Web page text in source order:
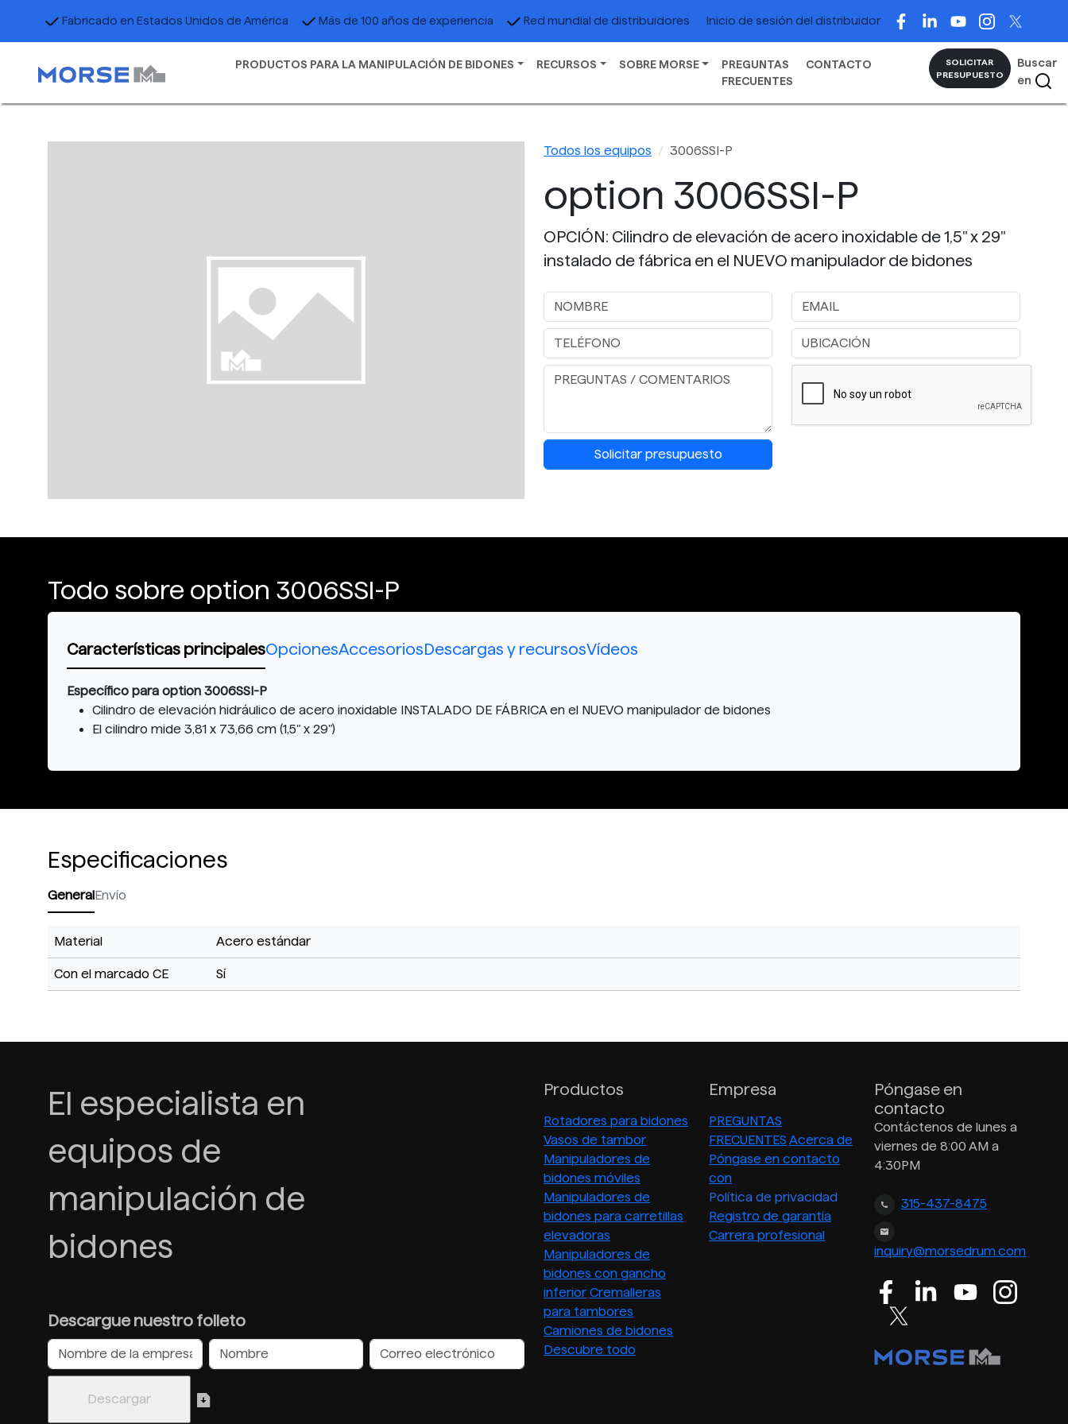
Fabricado en Estados Unidos de América Más de 100 años de experiencia Red mundial de distribuidores Inicio de sesión del distribuidor
PRODUCTOS PARA LA MANIPULACIÓN DE BIDONES RECURSOS SOBRE MORSE
PREGUNTAS
FRECUENTES
CONTACTO
SOLICITAR
PRESUPUESTO
Buscar
en
Todos los equipos 3006SSI-P
option 3006SSI-P
OPCIÓN: Cilindro de elevación de acero inoxidable de 1,5" x 29"
instalado de fábrica en el NUEVO manipulador de bidones
Solicitar presupuesto
Todo sobre option 3006SSI-P
Características principalesOpcionesAccesoriosDescargas y recursosVídeos
Específico para option 3006SSI-P
Cilindro de elevación hidráulico de acero inoxidable INSTALADO DE FÁBRICA en el NUEVO manipulador de bidones
El cilindro mide 3,81 x 73,66 cm (1,5" x 29")
Especificaciones
GeneralEnvío
Material Acero estándar
Con el marcado CE Sí
El especialista en
equipos de
manipulación de
bidones
Descargue nuestro folleto
Productos
Rotadores para bidones
Vasos de tambor
Manipuladores de
bidones móviles
Manipuladores de
bidones para carretillas
elevadoras
Manipuladores de
bidones con gancho
inferior Cremalleras
para tambores
Camiones de bidones
Descubre todo
Empresa
PREGUNTAS
FRECUENTES Acerca de
Póngase en contacto
con
Política de privacidad
Registro de garantía
Carrera profesional
Póngase en
contacto
Contáctenos de lunes a
viernes de 8:00 AM a
4:30PM
315-437-8475
inquiry@morsedrum.com